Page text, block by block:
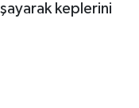
keplerini